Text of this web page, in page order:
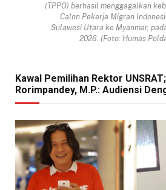
(TPPO) berhasil menggagalkan
Calon Pekerja Migran
Sulawesi Utara ke Myanmar,
2026. (Foto: Humas
Kawal Pemilihan Rektor
Rorimpandey, M.P.: Audiensi